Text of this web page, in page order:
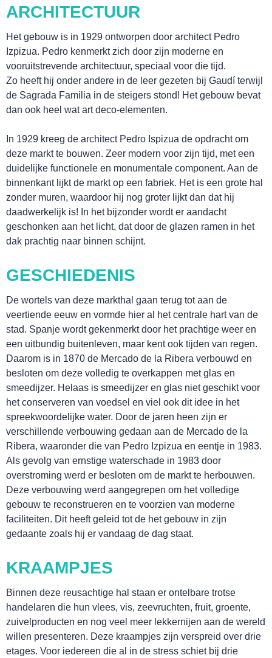
WINKEL
SLAAP LEKKER!
ARCHITECTUUR
Het gebouw is in 1929 ontworpen door architect Pedro
Izpizua. Pedro kenmerkt zich door zijn moderne en
vooruitstrevende architectuur, speciaal voor die tijd.
Zo heeft hij onder andere in de leer gezeten bij Gaudí terwijl
de Sagrada Familia in de steigers stond! Het gebouw bevat
dan ook heel wat art deco-elementen.
In 1929 kreeg de architect Pedro Ispizua de opdracht om
deze markt te bouwen. Zeer modern voor zijn tijd, met een
duidelijke functionele en monumentale component. Aan de
binnenkant lijkt de markt op een fabriek. Het is een grote hal
zonder muren, waardoor hij nog groter lijkt dan dat hij
daadwerkelijk is! In het bijzonder wordt er aandacht
geschonken aan het licht, dat door de glazen ramen in het
dak prachtig naar binnen schijnt.
GESCHIEDENIS
De wortels van deze markthal gaan terug tot aan de
veertiende eeuw en vormde hier al het centrale hart van de
stad. Spanje wordt gekenmerkt door het prachtige weer en
een uitbundig buitenleven, maar kent ook tijden van regen.
Daarom is in 1870 de Mercado de la Ribera verbouwd en
besloten om deze volledig te overkappen met glas en
smeedijzer. Helaas is smeedijzer en glas niet geschikt voor
het conserveren van voedsel en viel ook dit idee in het
spreekwoordelijke water. Door de jaren heen zijn er
verschillende verbouwing gedaan aan de Mercado de la
Ribera, waaronder die van Pedro Izpizua en eentje in 1983.
Als gevolg van ernstige waterschade in 1983 door
overstroming werd er besloten om de markt te herbouwen.
Deze verbouwing werd aangegrepen om het volledige
gebouw te reconstrueren en te voorzien van moderne
faciliteiten. Dit heeft geleid tot de het gebouw in zijn
gedaante zoals hij er vandaag de dag staat.
KRAAMPJES
Binnen deze reusachtige hal staan er ontelbare trotse
handelaren die hun vlees, vis, zeevruchten, fruit, groente,
zuivelproducten en nog veel meer lekkernijen aan de wereld
willen presenteren. Deze kraampjes zijn verspreid over drie
etages. Voor iedereen die al in de stress schiet bij drie